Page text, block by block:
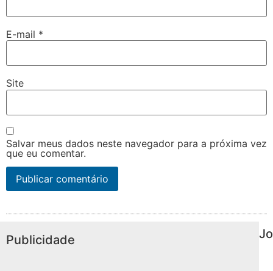
E-mail *
Site
Salvar meus dados neste navegador para a próxima vez
que eu comentar.
Publicidade Jo